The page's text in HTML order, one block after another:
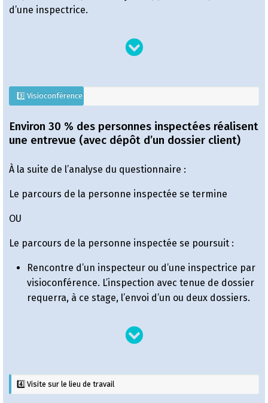
d’une inspectrice.
3️⃣ Visioconférence
Environ 30 % des personnes inspectées réalisent
une entrevue (avec dépôt d’un dossier client)
À la suite de l’analyse du questionnaire :
Le parcours de la personne inspectée se termine
OU
Le parcours de la personne inspectée se poursuit :
Rencontre d’un inspecteur ou d’une inspectrice par
visioconférence. L’inspection avec tenue de dossier
requerra, à ce stage, l’envoi d’un ou deux dossiers.
4️⃣ Visite sur le lieu de travail